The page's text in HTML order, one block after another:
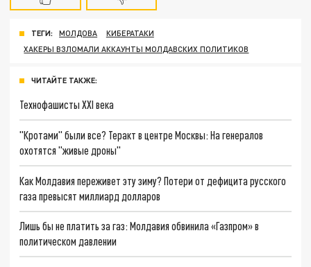
ТЕГИ: МОЛДОВА
КИБЕРАТАКИ
ХАКЕРЫ ВЗЛОМАЛИ АККАУНТЫ МОЛДАВСКИХ ПОЛИТИКОВ
ЧИТАЙТЕ ТАКЖЕ:
Технофашисты XXI века
"Кротами" были все? Теракт в центре Москвы: На генералов
охотятся "живые дроны"
Как Молдавия переживет эту зиму? Потери от дефицита русского
газа превысят миллиард долларов
Лишь бы не платить за газ: Молдавия обвинила «Газпром» в
политическом давлении